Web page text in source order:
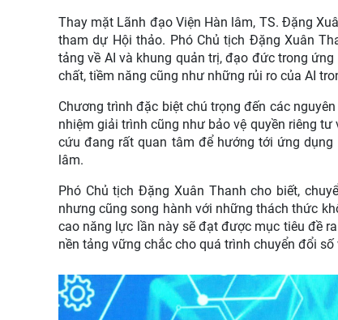
Thay mặt Lãnh đạo Viện Hàn lâm, TS. Đặng
tham dự Hội thảo. Phó Chủ tịch Đặng Xuân
tảng về AI và khung quản trị, đạo đức trong
chất, tiềm năng cũng như những rủi ro của AI
Chương trình đặc biệt chú trọng đến các
nhiệm giải trình cũng như bảo vệ quyền riêng
cứu đang rất quan tâm để hướng tới ứng
lâm.
Phó Chủ tịch Đặng Xuân Thanh cho biết,
nhưng cũng song hành với những thách thức
cao năng lực lần này sẽ đạt được mục tiêu đề
nền tảng vững chắc cho quá trình chuyển đổi